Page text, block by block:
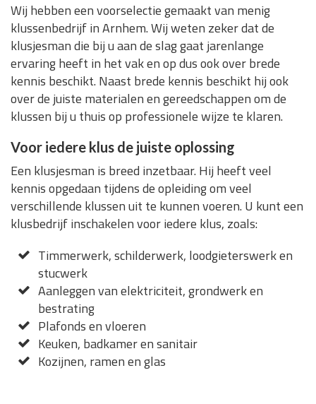
Wij hebben een voorselectie gemaakt van menig
klussenbedrijf in Arnhem. Wij weten zeker dat de
klusjesman die bij u aan de slag gaat jarenlange
ervaring heeft in het vak en op dus ook over brede
kennis beschikt. Naast brede kennis beschikt hij ook
over de juiste materialen en gereedschappen om de
klussen bij u thuis op professionele wijze te klaren.
Voor iedere klus de juiste oplossing
Een klusjesman is breed inzetbaar. Hij heeft veel
kennis opgedaan tijdens de opleiding om veel
verschillende klussen uit te kunnen voeren. U kunt een
klusbedrijf inschakelen voor iedere klus, zoals:
Timmerwerk, schilderwerk, loodgieterswerk en
stucwerk
Aanleggen van elektriciteit, grondwerk en
bestrating
Plafonds en vloeren
Keuken, badkamer en sanitair
Kozijnen, ramen en glas